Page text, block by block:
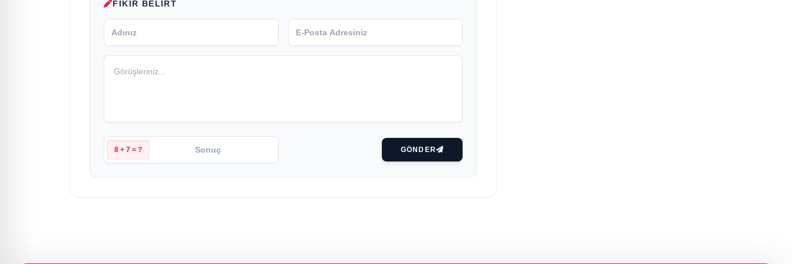
FIKIR BELIRT
8 + 7 = ? GÖNDER